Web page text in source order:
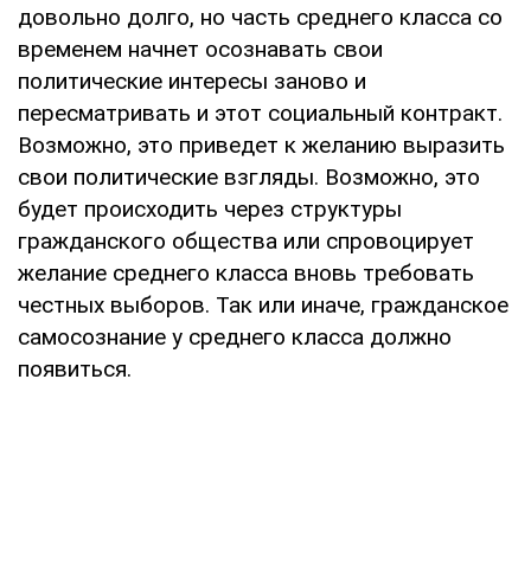
довольно долго, но часть среднего класса со
временем начнет осознавать свои
политические интересы заново и
пересматривать и этот социальный контракт.
Возможно, это приведет к желанию выразить
свои политические взгляды. Возможно, это
будет происходить через структуры
гражданского общества или спровоцирует
желание среднего класса вновь требовать
честных выборов. Так или иначе, гражданское
самосознание у среднего класса должно
появиться.